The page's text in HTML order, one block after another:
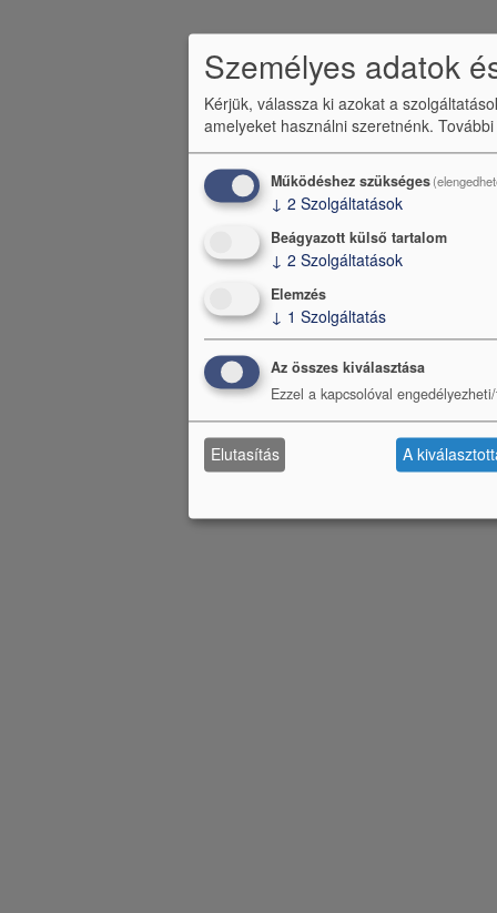
Személyes adatok
Kérjük, válassza ki azokat a
amelyeket használni szeretnénk.
Működéshez szükséges
↓ 2 Szolgáltatások
Beágyazott külső tartalom
↓ 2 Szolgáltatások
Elemzés
↓ 1 Szolgáltatás
Az összes kiválasztása
Ezzel a kapcsolóval
Elutasítás A